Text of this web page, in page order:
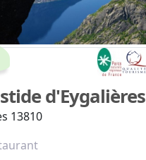
d'Eygalières
13810